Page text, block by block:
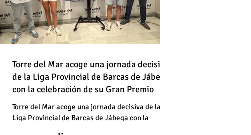
Un vehículo en llamas atraviesa
una vía en Torre del Mar junto a
una gasolinera
Un vehículo en llamas atraviesa
una vía en Torre del Mar junto a
Torre del Mar acoge una jornada decisiva
de la Liga Provincial de Barcas de Jábega
con la celebración de su Gran Premio
Torre del Mar acoge una jornada decisiva de la
Liga Provincial de Barcas de Jábega con la